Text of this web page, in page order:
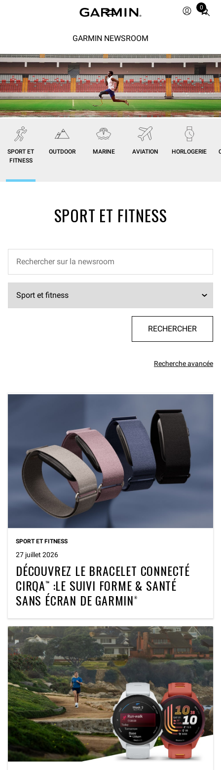
0
Total
0
GARMIN NEWSROOM
SPORT ET
FITNESS
OUTDOOR MARINE AVIATION HORLOGERIE
SPORT ET FITNESS
Recherche avancée
SPORT ET FITNESS
27 juillet 2026
DÉCOUVREZ LE BRACELET CONNECTÉ
CIRQA™ :LE SUIVI FORME & SANTÉ
SANS ÉCRAN DE GARMIN®